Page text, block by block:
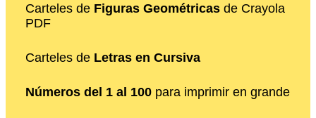
Carteles de Figuras Geométricas de Crayola
PDF
Carteles de Letras en Cursiva
Números del 1 al 100 para imprimir en grande